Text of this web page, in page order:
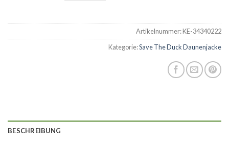
Artikelnummer:KE-34340222
Kategorie:Save The Duck Daunenjacke
BESCHREIBUNG